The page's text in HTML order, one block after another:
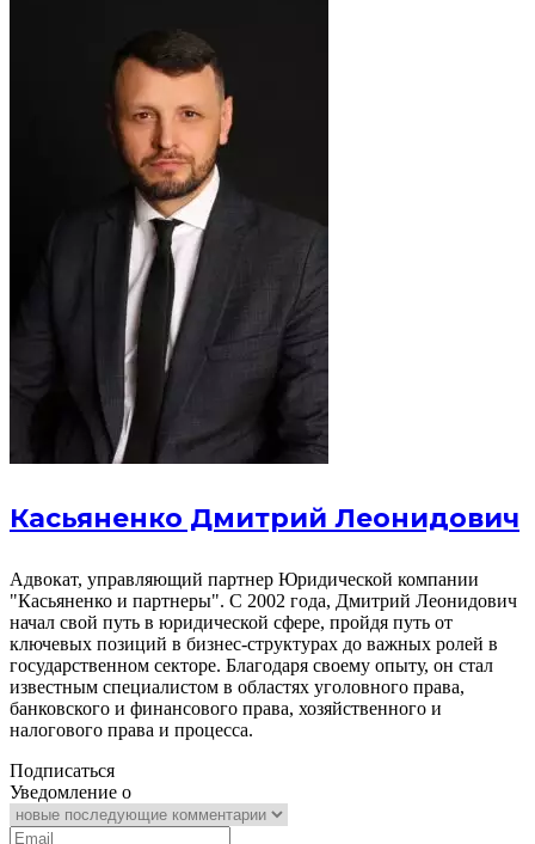
Касьяненко Дмитрий Леонидович
Адвокат, управляющий партнер Юридической компании
"Касьяненко и партнеры". С 2002 года, Дмитрий Леонидович
начал свой путь в юридической сфере, пройдя путь от
ключевых позиций в бизнес-структурах до важных ролей в
государственном секторе. Благодаря своему опыту, он стал
известным специалистом в областях уголовного права,
банковского и финансового права, хозяйственного и
налогового права и процесса.
Подписаться
Уведомление о